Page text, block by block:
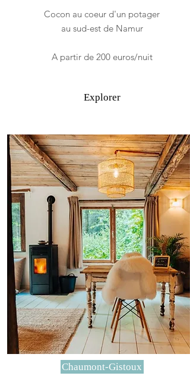
Cocon au coeur d'un potager
au sud-est de Namur
A partir de 200 euros/nuit
Explorer
Chaumont-Gistoux